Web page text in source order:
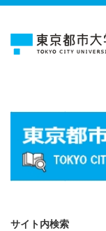
サイト内検索